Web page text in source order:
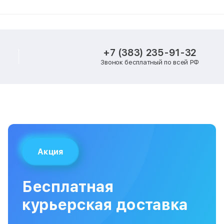
+7 (383) 235-91-32
Звонок бесплатный по всей РФ
Акция
Бесплатная
курьерская доставка